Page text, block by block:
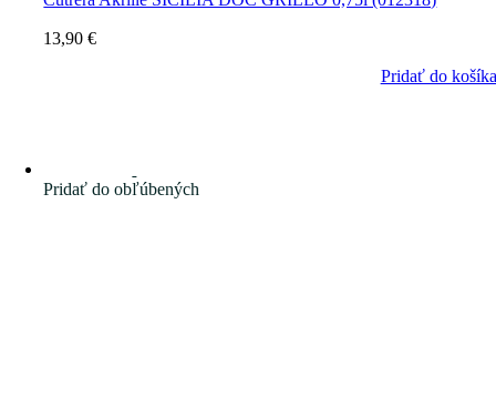
13,90€
Pridať do košíka
Pridať do obľúbených